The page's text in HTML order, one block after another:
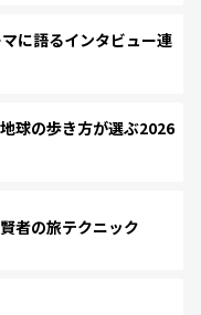
に語るインタビュー連
球の歩き方が選ぶ2026
者の旅テクニック